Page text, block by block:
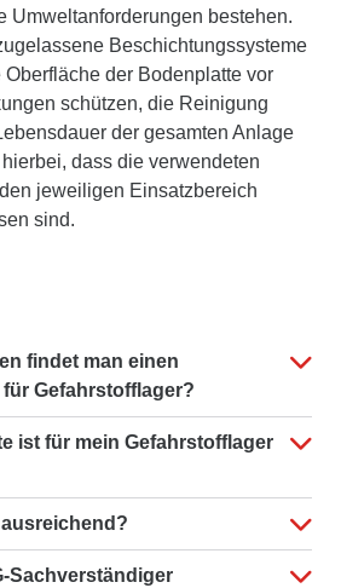
Umweltanforderungen bestehen.
Beschichtungssysteme
der Bodenplatte vor
schützen, die Reinigung
der gesamten Anlage
dass die verwendeten
jeweiligen Einsatzbereich
sind.
findet man einen
Gefahrstofflager?
ist für mein Gefahrstofflager
Sachverständiger